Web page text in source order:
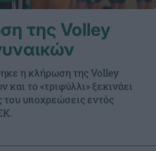
της Volley
η κλήρωση της Volley
και το «τριφύλλι» ξεκινάει
του υποχρεώσεις εντός